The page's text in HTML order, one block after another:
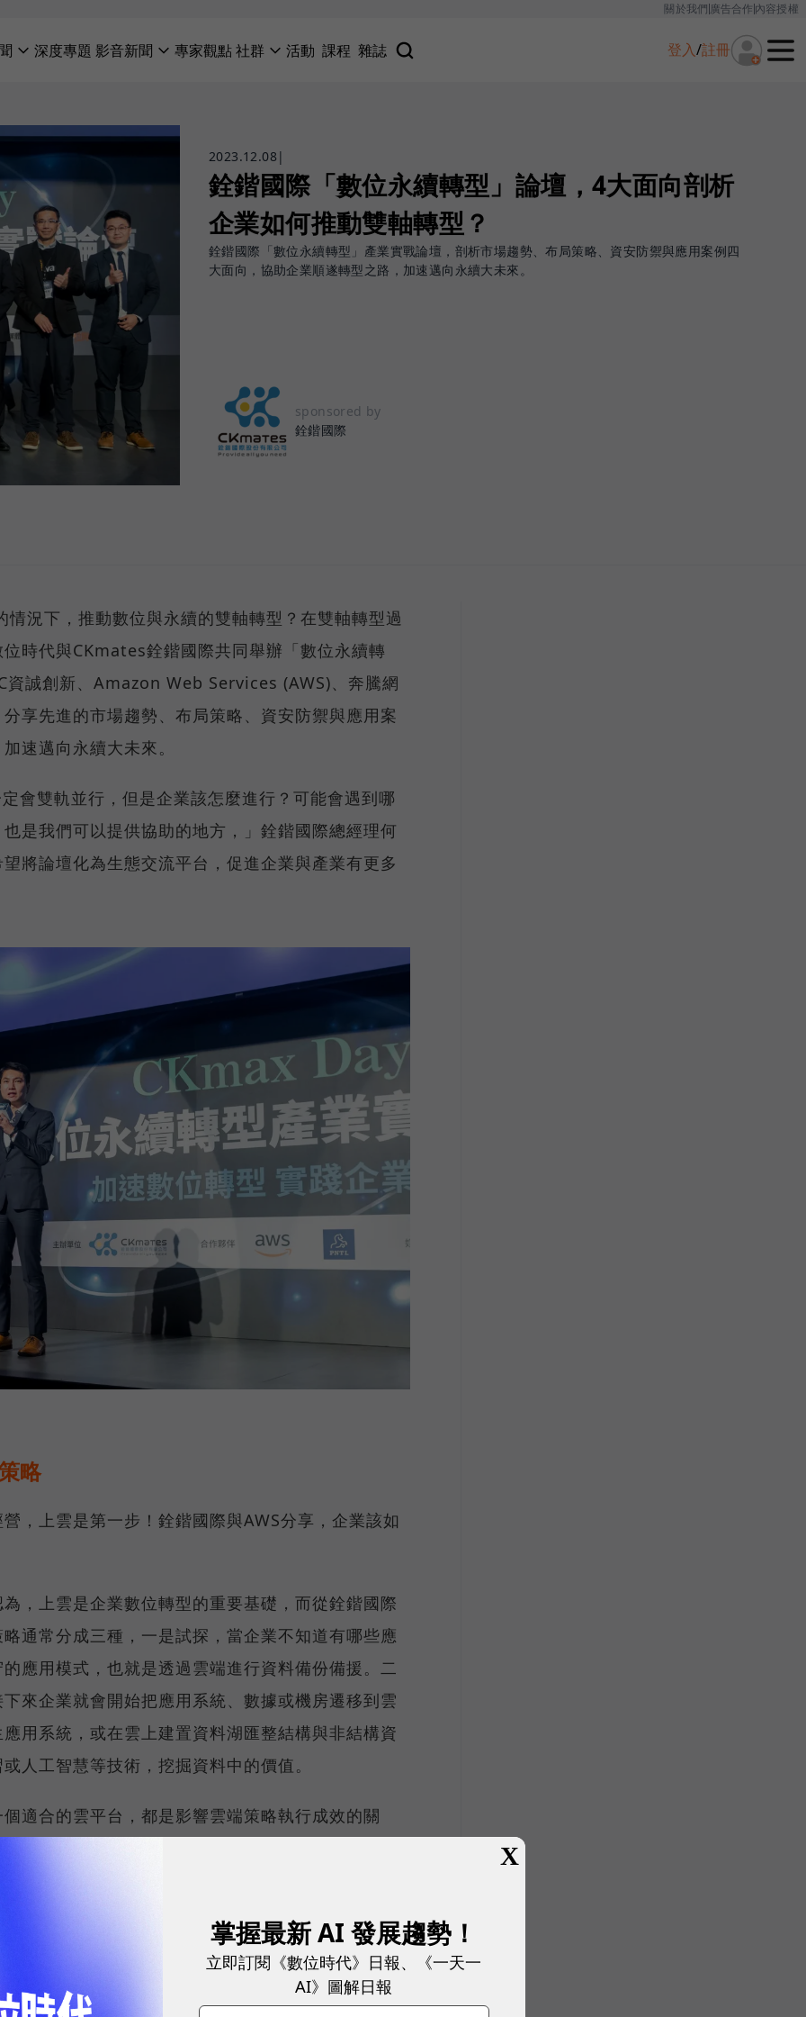
關於我們廣告合作內容授權
深度專題 影音新聞 專家觀點社群 活動 課程 雜誌 登入/註冊
2023.12.08 |
銓鍇國際「數位永續轉型」論壇，4大面向剖析
企業如何推動雙軸轉型？
銓鍇國際「數位永續轉型」產業實戰論壇，剖析市場趨勢、布局策略、資安防禦與應用案例四
大面向，協助企業順遂轉型之路，加速邁向永續大未來。
sponsored by
銓鍇國際
況下，推動數位與永續的雙軸轉型？在雙軸轉型過
時代與CKmates銓鍇國際共同舉辦「數位永續轉
資誠創新、Amazon Web Services (AWS)、奔騰網
享先進的市場趨勢、布局策略、資安防禦與應用案
速邁向永續大未來。
會雙軌並行，但是企業該怎麼進行？可能會遇到哪
是我們可以提供協助的地方，」銓鍇國際總經理何
將論壇化為生態交流平台，促進企業與產業有更多
略
，上雲是第一步！銓鍇國際與AWS分享，企業該如
，上雲是企業數位轉型的重要基礎，而從銓鍇國際
通常分成三種，一是試探，當企業不知道有哪些應
應用模式，也就是透過雲端進行資料備份備援。二
來企業就會開始把應用系統、數據或機房遷移到雲
用系統，或在雲上建置資料湖匯整結構與非結構資
人工智慧等技術，挖掘資料中的價值。
適合的雲平台，都是影響雲端策略執行成效的關
X
掌握最新 AI 發展趨勢！
立即訂閱《數位時代》日報、《一天一
AI》圖解日報